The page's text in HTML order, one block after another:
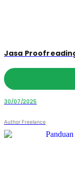
Jasa
30/07/2025
Author Freelance